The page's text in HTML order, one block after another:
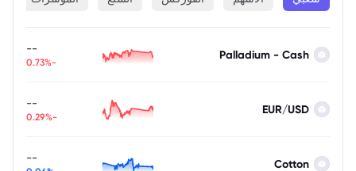
Palladium - Cash
--
-0.73%
EUR/USD
--
-0.29%
Cotton
--